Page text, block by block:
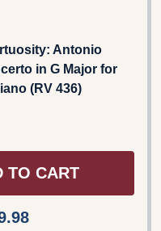
Antonio
in G Major for
(RV 436)
TO CART